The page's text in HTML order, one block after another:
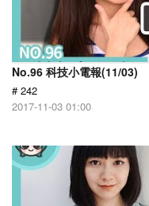
No.96 科技小電報(11/03)
# 242
2017-11-03 01:00